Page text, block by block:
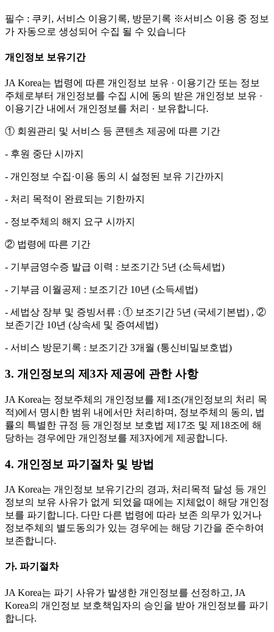
필수 : 쿠키, 서비스 이용기록, 방문기록 ※서비스 이용 중 정보
가 자동으로 생성되어 수집 될 수 있습니다
개인정보 보유기간
JA Korea는 법령에 따른 개인정보 보유 · 이용기간 또는 정보
주체로부터 개인정보를 수집 시에 동의 받은 개인정보 보유 ·
이용기간 내에서 개인정보를 처리 · 보유합니다.
① 회원관리 및 서비스 등 콘텐츠 제공에 따른 기간
- 후원 중단 시까지
- 개인정보 수집·이용 동의 시 설정된 보유 기간까지
- 처리 목적이 완료되는 기한까지
- 정보주체의 해지 요구 시까지
② 법령에 따른 기간
- 기부금영수증 발급 이력 : 보조기간 5년 (소득세법)
- 기부금 이월공제 : 보조기간 10년 (소득세법)
- 세법상 장부 및 증빙서류 : ① 보조기간 5년 (국세기본법) , ②
보존기간 10년 (상속세 및 증여세법)
- 서비스 방문기록 : 보조기간 3개월 (통신비밀보호법)
3. 개인정보의 제3자 제공에 관한 사항
JA Korea는 정보주체의 개인정보를 제1조(개인정보의 처리 목
적)에서 명시한 범위 내에서만 처리하며, 정보주체의 동의, 법
률의 특별한 규정 등 개인정보 보호법 제17조 및 제18조에 해
당하는 경우에만 개인정보를 제3자에게 제공합니다.
4. 개인정보 파기절차 및 방법
JA Korea는 개인정보 보유기간의 경과, 처리목적 달성 등 개인
정보의 보유 사유가 없게 되었을 때에는 지체없이 해당 개인정
보를 파기합니다. 다만 다른 법령에 따라 보존 의무가 있거나
정보주체의 별도동의가 있는 경우에는 해당 기간을 준수하여
보존합니다.
가. 파기절차
JA Korea는 파기 사유가 발생한 개인정보를 선정하고, JA
Korea의 개인정보 보호책임자의 승인을 받아 개인정보를 파기
합니다.